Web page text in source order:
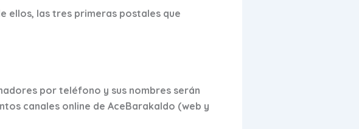
ellos, las tres primeras postales que
por teléfono y sus nombres serán
canales online de AceBarakaldo (web y